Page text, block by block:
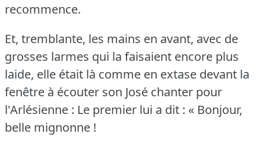
recommence.
Et, tremblante, les mains en avant, avec de
grosses larmes qui la faisaient encore plus
laide, elle était là comme en extase devant la
fenêtre à écouter son José chanter pour
l'Arlésienne : Le premier lui a dit : « Bonjour,
belle mignonne !